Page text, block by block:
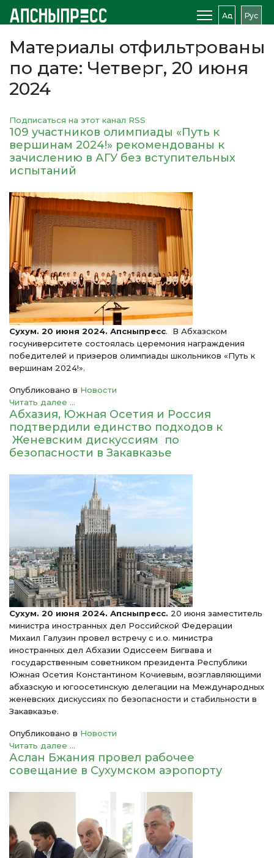
Аԥс Рус
Материалы отфильтрованы
по дате: Четверг, 20 июня
2024
Подписаться на этот канал RSS
109 участников олимпиады «Путь к
вершинам 2024!» рекомендованы к
зачислению в АГУ без вступительных
испытаний
Сухум. 20 июня 2024. Апсныпресс. В Абхазском
госуниверситете состоялась церемония награждения
победителей и призеров олимпиады школьников «Путь к
вершинам 2024!».
Опубликовано в Новости
Читать далее ...
Абхазия, Южная Осетия и Россия
подтвердили единство подходов к
Женевским дискуссиям по
безопасности в Закавказье
Сухум. 20 июня 2024. Апсныпресс. 20 июня заместитель
министра иностранных дел Российской Федерации
Михаил Галузин провел встречу с и.о. министра
иностранных дел Абхазии Одиссеем Бигвава и
государственным советником президента Республики
Южная Осетия Константином Кочиевым, возглавляющими
абхазскую и югоосетинскую делегации на Международных
женевских дискуссиях по безопасности и стабильности в
Закавказье.
Опубликовано в Новости
Читать далее ...
Аслан Бжания провел рабочее
совещание в Сухумском аэропорту